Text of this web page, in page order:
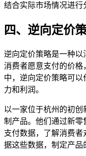
结合实际市场情况进行
四、逆向定价
逆向定价策略是一种
消费者愿意支付的价
中，逆向定价策略可
力和利润。
以一家位于杭州的初
制产品。他们通过新
支付数据，了解消费
据这些数据，制定产品